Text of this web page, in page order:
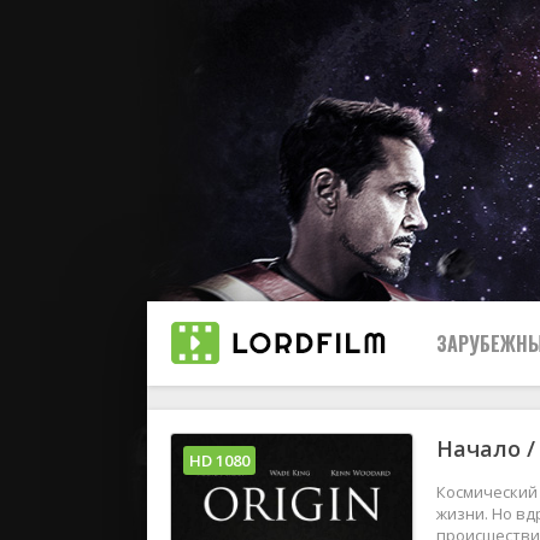
Все
2019
Начало /
жизни. Но
HD 1080